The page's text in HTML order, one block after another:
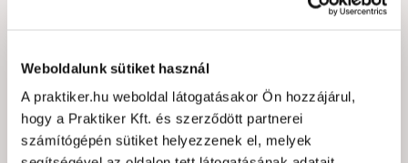
Weboldalunk sütiket használ
A praktiker.hu weboldal látogatásakor Ön hozzájárul,
hogy a Praktiker Kft. és szerződött partnerei
számítógépén sütiket helyezzenek el, melyek
invízió betét dió
405969 0
85.990 Ft /darab
2000x1000x25mm
406259
53.990 Ft /darab